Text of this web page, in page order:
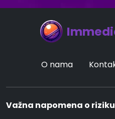
O nama
Važna napomena o